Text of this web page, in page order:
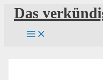
Zum
Inhalt
springen
Das